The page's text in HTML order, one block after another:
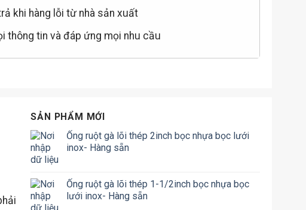
khi hàng lỗi từ nhà sản xuất
thông tin và đáp ứng mọi nhu cầu
SẢN PHẨM MỚI
Ống ruột gà lõi thép 2inch bọc nhựa bọc lưới
inox- Hàng sẵn
Ống ruột gà lõi thép 1-1/2inch bọc nhựa bọc
lưới inox- Hàng sẵn